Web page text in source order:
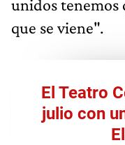
unidos
que se viene".
El Teatro
julio con